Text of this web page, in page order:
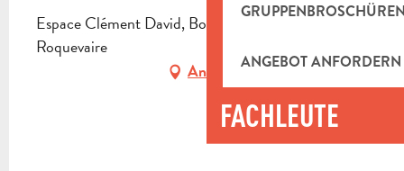
ANGEBOT ANFORDERN
FACHLEUTE
Espace Clément David, Boulevard Piot, 13360
Roquevaire
Anfahrt